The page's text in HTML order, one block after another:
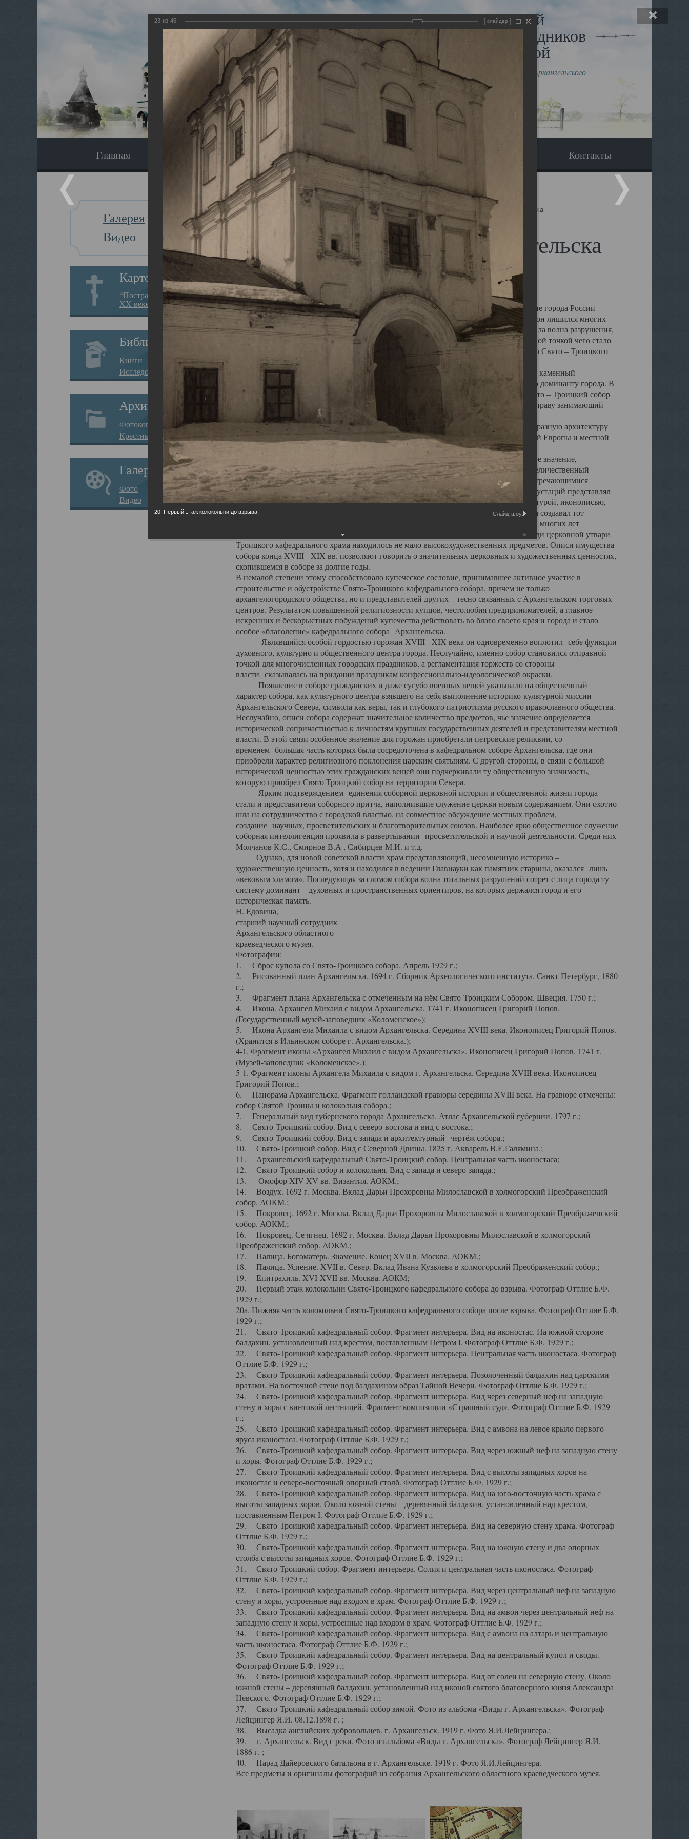
Виртуальный музей
Новомучеников и исповедников
Земли Архангельской
Сайт создан по благословлению митрополита Архангельского
и Холмогорского Даниила
Главная Экскурсия Наследники Контакты
Галерея
Видео
Картотека
“Пострадавшие за веру в
XX веке на Севере”
Библиотека
Книги
Исследования
Архив
Фотокопии дел
Крестные ходы
Галерея
Фото
Видео
Главная Галерея Храмы-мученики Архангельска Свято-Троицкий собор Архангельска
Свято-Троицкий собор Архангельска
Свято-Троицкий собор Архангельска
23.12.2015
Сегодня мы можем говорить, что Архангельск в большей мере, чем другие губернские города России
пострадал от целенаправленных систематических разрушений, в результате которых он лишился многих
выдающихся памятников архитектуры. Больше всего по старому Архангельску ударила волна разрушения,
вызванная борьбой с религией, набравшая особую силу в конце 20 –х годов. Отправной точкой чего стало
разрушение православного центра архангельской губернии - ансамбля кафедрального Свято – Троицкого
собора Архангельска.
Возникнув в начале XVIII века в центре Архангельска, величественный каменный
двухэтажный Троицкий собор, сразу превратился в зрительную и градостроительную доминанту города. В
XVIII веке по масштабам ему не было равных на Севере. Вплоть до разрушения Свято – Троицкий собор
оставался самым высоким и значительным из городских строений Архангельска, по праву занимающий
второе место, после гостиных дворов, в градостроительной картине Архангельска.
Один из самых больших и светлых соборов России воплотил в себе яркую и своеобразную архитектуру
портового города с отраженными в ней архитектурными течениями России, Западной Европы и местной
архангелогородской школы церковного зодчества.
Масштабность, благолепие и богатство собора, вполне оправдывали его кафедральное значение,
заслуженно выделяя из многочисленных культовых построек города. Обширный и величественный
иконостас украшенный колоннами ионического стиля, с единственными нигде не встречающимися
царскими вратами, изящным фронтоном и множеством резных, символических инкрустаций представлял
собой поистине художественную ценность. В совокупности же с живописью, скульптурой, иконописью,
шитьем, многочисленными предметами церковной утвари интерьер Троицкого храма создавал тот
неповторимый красочный ансамбль декоративного убранства собора, на протяжении многих лет
поражающий воображение своих посетителей. В соборной ризнице, библиотеке, среди церковной утвари
Троицкого кафедрального храма находилось не мало высокохудожественных предметов. Описи имущества
собора конца XVIII - XIX вв. позволяют говорить о значительных церковных и художественных ценностях,
скопившемся в соборе за долгие годы.
В немалой степени этому способствовало купеческое сословие, принимавшее активное участие в
строительстве и обустройстве Свято-Троицкого кафедрального собора, причем не только
архангелогородского общества, но и представителей других – тесно связанных с Архангельском торговых
центров. Результатом повышенной религиозности купцов, честолюбия предпринимателей, а главное
искренних и бескорыстных побуждений купечества действовать во благо своего края и города и стало
особое «благолепие» кафедрального собора Архангельска.
Являвшийся особой гордостью горожан XVIII - XIX века он одновременно воплотил себе функции
духовного, культурно и общественного центра города. Неслучайно, именно собор становился отправной
точкой для многочисленных городских праздников, а регламентация торжеств со стороны
власти сказывалась на придании праздникам конфессионально-идеологической окраски.
Появление в соборе гражданских и даже сугубо военных вещей указывало на общественный
характер собора, как культурного центра взявшего на себя выполнение историко-культурной миссии
Архангельского Севера, символа как веры, так и глубокого патриотизма русского православного общества.
Неслучайно, описи собора содержат значительное количество предметов, чье значение определяется
исторической сопричастностью к личностям крупных государственных деятелей и представителям местной
власти. В этой связи особенное значение для горожан приобретали петровские реликвии, со
временем большая часть которых была сосредоточена в кафедральном соборе Архангельска, где они
приобрели характер религиозного поклонения царским святыням. С другой стороны, в связи с большой
исторической ценностью этих гражданских вещей они подчеркивали ту общественную значимость,
которую приобрел Свято Троицкий собор на территории Севера.
Ярким подтверждением единения соборной церковной истории и общественной жизни города
стали и представители соборного притча, наполнившие служение церкви новым содержанием. Они охотно
шла на сотрудничество с городской властью, на совместное обсуждение местных проблем,
создание научных, просветительских и благотворительных союзов. Наиболее ярко общественное служение
соборная интеллигенция проявила в развертывании просветительской и научной деятельности. Среди них
Молчанов К.С., Смирнов В.А , Сибирцев М.И. и т.д.
Однако, для новой советской власти храм представляющий, несомненную историко –
художественную ценность, хотя и находился в ведении Главнауки как памятник старины, оказался лишь
«вековым хламом». Последующая за сломом собора волна тотальных разрушений сотрет с лица города ту
систему доминант – духовных и пространственных ориентиров, на которых держался город и его
историческая память.
Н. Едовина,
старший научный сотрудник
Архангельского областного
краеведческого музея.
Фотографии:
1. Сброс купола со Свято-Троицкого собора. Апрель 1929 г.;
2. Рисованный план Архангельска. 1694 г. Сборник Археологического института. Санкт-Петербург, 1880
г.;
3. Фрагмент плана Архангельска с отмеченным на нём Свято-Троицким Собором. Швеция. 1750 г.;
4. Икона. Архангел Михаил с видом Архангельска. 1741 г. Иконописец Григорий Попов.
(Государственный музей-заповедник «Коломенское»);
5. Икона Архангела Михаила с видом Архангельска. Середина XVIII века. Иконописец Григорий Попов.
(Хранится в Ильинском соборе г. Архангельска.);
4-1. Фрагмент иконы «Архангел Михаил с видом Архангельска». Иконописец Григорий Попов. 1741 г.
(Музей-заповедник «Коломенское».);
5-1. Фрагмент иконы Архангела Михаила с видом г. Архангельска. Середина XVIII века. Иконописец
Григорий Попов.;
6. Панорама Архангельска. Фрагмент голландской гравюры середины XVIII века. На гравюре отмечены:
собор Святой Троицы и колокольня собора.;
7. Генеральный вид губернского города Архангельска. Атлас Архангельской губернии. 1797 г.;
8. Свято-Троицкий собор. Вид с северо-востока и вид с востока.;
9. Свято-Троицкий собор. Вид с запада и архитектурный чертёж собора.;
10. Свято-Троицкий собор. Вид с Северной Двины. 1825 г. Акварель В.Е.Галямина.;
11. Архангельский кафедральный Свято-Троицкий собор. Центральная часть иконостаса;
12. Свято-Троицкий собор и колокольня. Вид с запада и северо-запада.;
13. Омофор XIV-XV вв. Византия. АОКМ.;
14. Воздух. 1692 г. Москва. Вклад Дарьи Прохоровны Милославской в холмогорский Преображенский
собор. АОКМ.;
15. Покровец. 1692 г. Москва. Вклад Дарьи Прохоровны Милославской в холмогорский Преображенский
собор. АОКМ.;
16. Покровец. Се ягнец. 1692 г. Москва. Вклад Дарьи Прохоровны Милославской в холмогорский
Преображенский собор. АОКМ.;
17. Палица. Богоматерь. Знамение. Конец XVII в. Москва. АОКМ.;
18. Палица. Успение. XVII в. Север. Вклад Ивана Кузвлева в холмогорский Преображенский собор.;
19. Епитрахиль. XVI-XVII вв. Москва. АОКМ;
20. Первый этаж колокольни Свято-Троицкого кафедрального собора до взрыва. Фотограф Оттлие Б.Ф.
1929 г.;
20а. Нижняя часть колокольни Свято-Троицкого кафедрального собора после взрыва. Фотограф Оттлие Б.Ф.
1929 г.;
21. Свято-Троицкий кафедральный собор. Фрагмент интерьера. Вид на иконостас. На южной стороне
балдахин, установленный над крестом, поставленным Петром I. Фотограф Оттлие Б.Ф. 1929 г.;
22. Свято-Троицкий кафедральный собор. Фрагмент интерьера. Центральная часть иконостаса. Фотограф
Оттлие Б.Ф. 1929 г.;
23. Свято-Троицкий кафедральный собор. Фрагмент интерьера. Позолоченный балдахин над царскими
вратами. На восточной стене под балдахином образ Тайной Вечери. Фотограф Оттлие Б.Ф. 1929 г.;
24. Свято-Троицкий кафедральный собор. Фрагмент интерьера. Вид через северный неф на западную
стену и хоры с винтовой лестницей. Фрагмент композиции «Страшный суд». Фотограф Оттлие Б.Ф. 1929
г.;
25. Свято-Троицкий кафедральный собор. Фрагмент интерьера. Вид с амвона на левое крыло первого
яруса иконостаса. Фотограф Оттлие Б.Ф. 1929 г.;
26. Свято-Троицкий кафедральный собор. Фрагмент интерьера. Вид через южный неф на западную стену
и хоры. Фотограф Оттлие Б.Ф. 1929 г.;
27. Свято-Троицкий кафедральный собор. Фрагмент интерьера. Вид с высоты западных хоров на
иконостас и северо-восточный опорный столб. Фотограф Оттлие Б.Ф. 1929 г.;
28. Свято-Троицкий кафедральный собор. Фрагмент интерьера. Вид на юго-восточную часть храма с
высоты западных хоров. Около южной стены – деревянный балдахин, установленный над крестом,
поставленным Петром I. Фотограф Оттлие Б.Ф. 1929 г.;
29. Свято-Троицкий кафедральный собор. Фрагмент интерьера. Вид на северную стену храма. Фотограф
Оттлие Б.Ф. 1929 г.;
30. Свято-Троицкий кафедральный собор. Фрагмент интерьера. Вид на южную стену и два опорных
столба с высоты западных хоров. Фотограф Оттлие Б.Ф. 1929 г.;
31. Свято-Троицкий собор. Фрагмент интерьера. Солия и центральная часть иконостаса. Фотограф
Оттлие Б.Ф. 1929 г.;
32. Свято-Троицкий кафедральный собор. Фрагмент интерьера. Вид через центральный неф на западную
стену и хоры, устроенные над входом в храм. Фотограф Оттлие Б.Ф. 1929 г.;
33. Свято-Троицкий кафедральный собор. Фрагмент интерьера. Вид на амвон через центральный неф на
западную стену и хоры, устроенные над входом в храм. Фотограф Оттлие Б.Ф. 1929 г.;
34. Свято-Троицкий кафедральный собор. Фрагмент интерьера. Вид с амвона на алтарь и центральную
часть иконостаса. Фотограф Оттлие Б.Ф. 1929 г.;
35. Свято-Троицкий кафедральный собор. Фрагмент интерьера. Вид на центральный купол и своды.
Фотограф Оттлие Б.Ф. 1929 г.;
36. Свято-Троицкий кафедральный собор. Фрагмент интерьера. Вид от солеи на северную стену. Около
южной стены – деревянный балдахин, установленный над иконой святого благоверного князя Александра
Невского. Фотограф Оттлие Б.Ф. 1929 г.;
37. Свято-Троицкий кафедральный собор зимой. Фото из альбома «Виды г. Архангельска». Фотограф
Лейцингер Я.И. 08.12.1898 г. ;
38. Высадка английских добровольцев. г. Архангельск. 1919 г. Фото Я.И.Лейцингера.;
39. г. Архангельск. Вид с реки. Фото из альбома «Виды г. Архангельска». Фотограф Лейцингер Я.И.
1886 г. ;
40. Парад Дайеровского батальона в г. Архангельске. 1919 г. Фото Я.И.Лейцингера.
Все предметы и оригиналы фотографий из собрания Архангельского областного краеведческого музея.
23 из 45 слайдер
20. Первый этаж колокольни до взрыва. Слайд-шоу: